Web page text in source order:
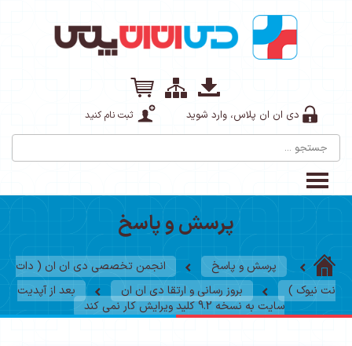
دی ان ان پلاس، وارد شوید ثبت نام کنید
پرسش و پاسخ
پرسش و پاسخ
انجمن تخصصی دی ان ان ( دات
نت نیوک )
بروز رسانی و ارتقا دی ان ان
بعد از آپدیت
سایت به نسخه 9.2 کلید ویرایش کار نمی کند